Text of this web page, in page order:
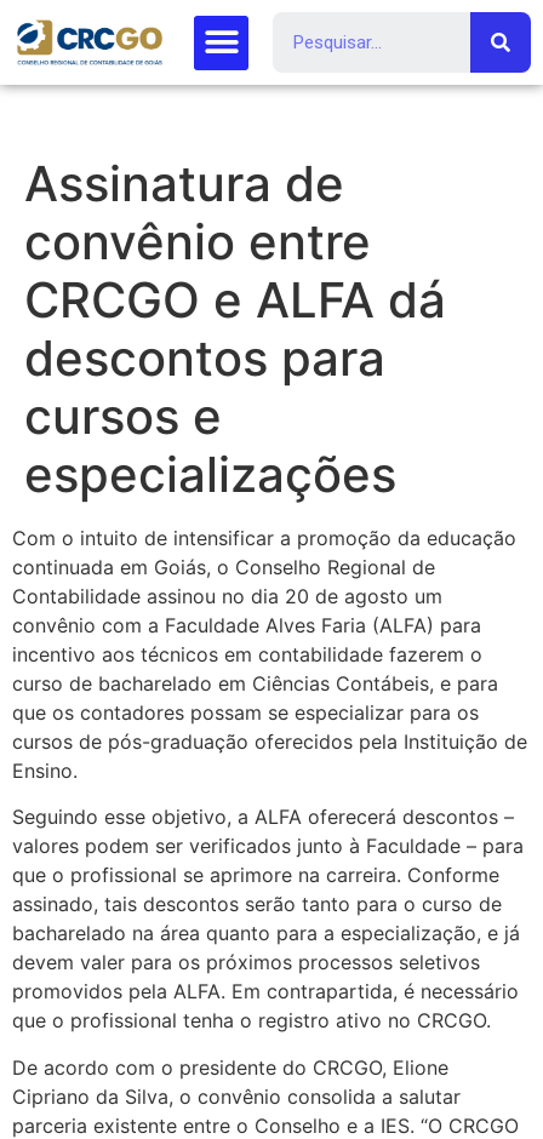
Assinatura de
convênio entre
CRCGO e ALFA dá
descontos para
cursos e
especializações
Com o intuito de intensificar a promoção da educação
continuada em Goiás, o Conselho Regional de
Contabilidade assinou no dia 20 de agosto um
convênio com a Faculdade Alves Faria (ALFA) para
incentivo aos técnicos em contabilidade fazerem o
curso de bacharelado em Ciências Contábeis, e para
que os contadores possam se especializar para os
cursos de pós-graduação oferecidos pela Instituição de
Ensino.
Seguindo esse objetivo, a ALFA oferecerá descontos –
valores podem ser verificados junto à Faculdade – para
que o profissional se aprimore na carreira. Conforme
assinado, tais descontos serão tanto para o curso de
bacharelado na área quanto para a especialização, e já
devem valer para os próximos processos seletivos
promovidos pela ALFA. Em contrapartida, é necessário
que o profissional tenha o registro ativo no CRCGO.
De acordo com o presidente do CRCGO, Elione
Cipriano da Silva, o convênio consolida a salutar
parceria existente entre o Conselho e a IES. “O CRCGO